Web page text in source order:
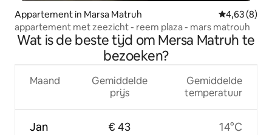
Appartement in Marsa Matruh Gemiddelde
4,63 (8)
appartement met zeezicht - reem plaza - mars matrouh
Wat is de beste tijd om Mersa Matruh te
bezoeken?
Maand
Jan
Gemiddelde
prijs
€ 43
Gemiddelde
temperatuur
14°C